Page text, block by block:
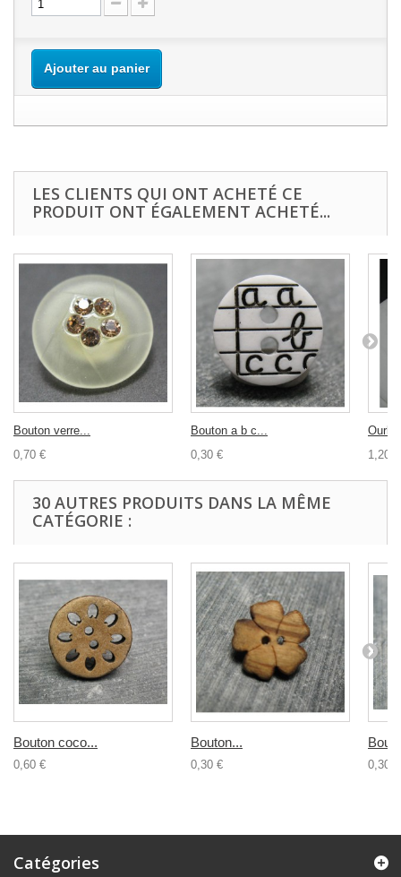
Ajouter au panier
LES CLIENTS QUI ONT ACHETÉ CE
PRODUIT ONT ÉGALEMENT ACHETÉ...
Bouton verre...
0,70 €
Bouton a b c...
0,30 €
1,20 €
30 AUTRES PRODUITS DANS LA MÊME
CATÉGORIE :
Bouton coco...
0,60 €
Bouton...
0,30 € 0,30 €
Catégories